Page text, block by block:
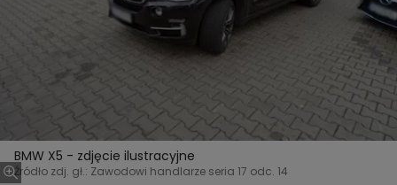
BMW X5 - zdjęcie ilustracyjne
Źródło zdj. gł.: Zawodowi handlarze seria 17 odc. 14